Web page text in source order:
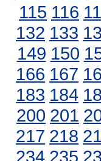
115 116
132 133
149 150
166 167
183 184
200 201
217 218
234 235